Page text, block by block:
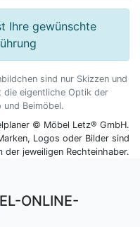
Ihre gewünschte
sind nur Skizzen und
die eigentliche Optik der
und Beimöbel.
© Möbel Letz® GmbH.
Logos oder Bilder sind
der jeweiligen Rechteinhaber.
ONLINE-